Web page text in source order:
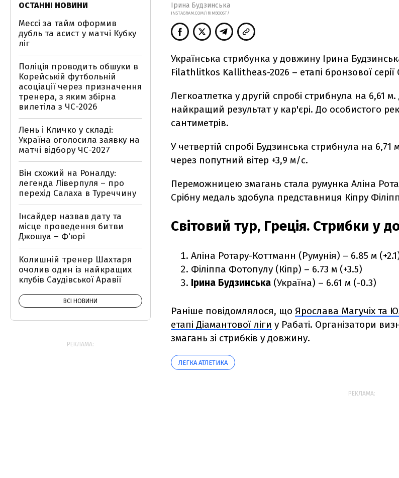
Ірина Будзинська
INSTAGRAM.COM/IRIMBOOST/
Українська стрибунка у довжину Ірина
Filathlitkos Kallitheas-2026 – етапі бронзової серії
Легкоатлетка у другій спробі стрибнула на 6,61
найкращий результат у кар'єрі. До особистого
сантиметрів.
У четвертій спробі Будзинська стрибнула на 6,71
через попутний вітер +3,9 м/с.
Переможницею змагань стала румунка Аліна
Срібну медаль здобула представниця Кіпру
Світовий тур, Греція. Стрибки у
Аліна Ротару-Коттманн (Румунія) – 6.85 м
Філіппа Фотопулу (Кіпр) – 6.73 м (+3.5)
Ірина Будзинська (Україна) – 6.61 м (-0.3)
Раніше повідомлялося, що Ярослава Магучіх та
етапі Діамантової ліги у Рабаті. Організатори
змагань зі стрибків у довжину.
ЛЕГКА АТЛЕТИКА
РЕКЛАМА:
ОСТАННІ НОВИНИ
Мессі за тайм оформив
дубль та асист у матчі Кубку
ліг
Поліція проводить обшуки в
Корейській футбольній
асоціації через призначення
тренера, з яким збірна
вилетіла з ЧС-2026
Лень і Кличко у складі:
Україна оголосила заявку на
матчі відбору ЧС-2027
Він схожий на Роналду:
легенда Ліверпуля – про
перехід Салаха в Туреччину
Інсайдер назвав дату та
місце проведення битви
Джошуа – Ф'юрі
Колишній тренер Шахтаря
очолив один із найкращих
клубів Саудівської Аравії
ВСІ НОВИНИ
РЕКЛАМА: